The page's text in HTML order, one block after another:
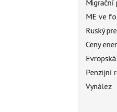
ME ve
Ruský
Ceny
Penzijní
Vynález